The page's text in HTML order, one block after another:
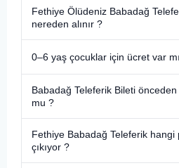
Fethiye Ölüdeniz Babadağ
nereden alınır ?
0–6 yaş çocuklar için ücret var
Babadağ Teleferik Bileti
mu ?
Fethiye Babadağ Teleferik hangi
çıkıyor ?